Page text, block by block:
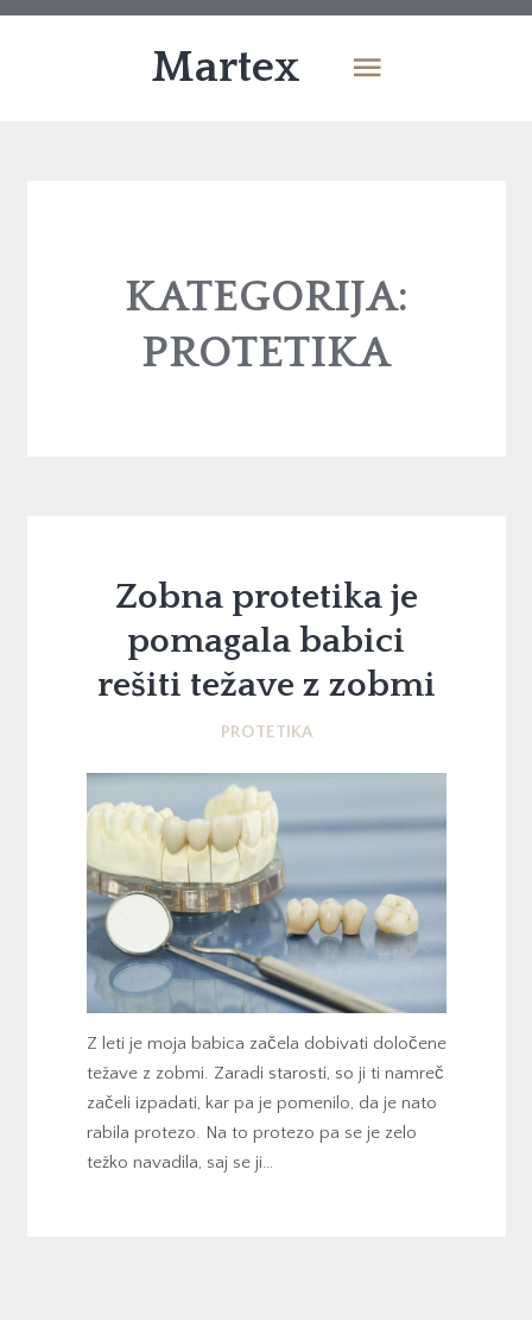
Martex
KATEGORIJA:
PROTETIKA
Zobna protetika je
pomagala babici
rešiti težave z zobmi
PROTETIKA
Z leti je moja babica začela dobivati določene
težave z zobmi. Zaradi starosti, so ji ti namreč
začeli izpadati, kar pa je pomenilo, da je nato
rabila protezo. Na to protezo pa se je zelo
težko navadila, saj se ji…